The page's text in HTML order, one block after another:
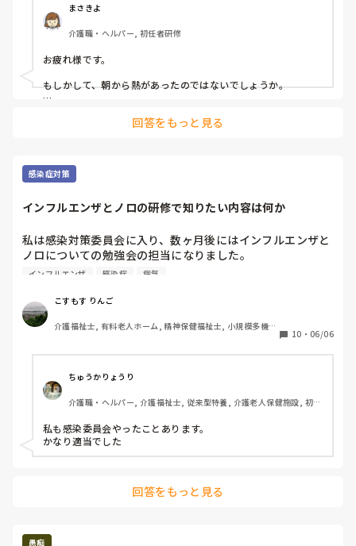
有給もどんどん減っていっちゃうし、1月のライブもまた余
計に行きにくくなっちゃった。でも、もう振り込んでしまっ
たから行かないわけにもいかない。行っても許されるだろう
か？
まさきよ
介護職・ヘルパー, 初任者研修
お疲れ様です。
もしかして、朝から熱があったのではないでしょうか。
病気は病気、ライブはライブ、割り切ってみませんか。
回答をもっと見る
感染症対策
インフルエンザとノロの研修で知りたい内容は何か
私は感染対策委員会に入り、数ヶ月後にはインフルエンザと
ノロについての勉強会の担当になりました。
そこで私はインフルエンザやノロに問わず、『感染症』と一
インに開きたいと考えています。
具体例として、介護福祉士国家試験を上げますが、
｢介護福祉士になるには全ての科目で1点は取らないとダメ｣
｢この科目は暗記物が多いから、こんな勉強方法が良い｣
というものではなく、
｢介護福祉士国家試験の勉強に取り組むための方法｣
｢試験当日までの気持ちの持ちようの方法｣
のような研修を開きたいです。
そこで、みなさんには、具体的に取り扱って欲しいものだっ
｢仕事のことが気になって仕方がなかった｣
｢残業続きで心身ともにしんどかった｣
インフルエンザ 感染症 病気
こすもす りんご
介護福祉士, 有料老人ホーム, 精神保健福祉士, 小規模多機能
10 ・ 06/06
ちゅうかりょうり
介護職・ヘルパー, 介護福祉士, 従来型特養, 介護老人保健施設, 初任
私も感染委員会やったことあります。
かなり適当でした
回答をもっと見る
愚痴